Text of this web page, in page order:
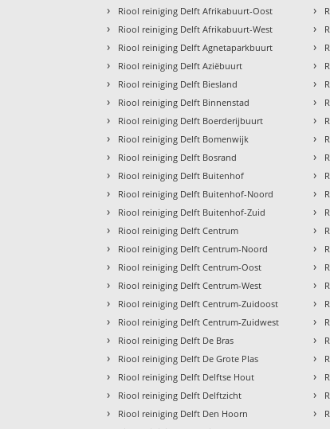
› Riool reiniging Delft Afrikabuurt-Oost
› Riool reiniging Delft Afrikabuurt-West
› Riool reiniging Delft Agnetaparkbuurt
› Riool reiniging Delft Aziëbuurt
› Riool reiniging Delft Biesland
› Riool reiniging Delft Binnenstad
› Riool reiniging Delft Boerderijbuurt
› Riool reiniging Delft Bomenwijk
› Riool reiniging Delft Bosrand
› Riool reiniging Delft Buitenhof
› Riool reiniging Delft Buitenhof-Noord
› Riool reiniging Delft Buitenhof-Zuid
› Riool reiniging Delft Centrum
› Riool reiniging Delft Centrum-Noord
› Riool reiniging Delft Centrum-Oost
› Riool reiniging Delft Centrum-West
› Riool reiniging Delft Centrum-Zuidoost
› Riool reiniging Delft Centrum-Zuidwest
› Riool reiniging Delft De Bras
› Riool reiniging Delft De Grote Plas
› Riool reiniging Delft Delftse Hout
› Riool reiniging Delft Delftzicht
› Riool reiniging Delft Den Hoorn
›
›
›
›
›
›
›
›
›
›
›
›
›
›
›
›
›
›
›
›
›
›
›